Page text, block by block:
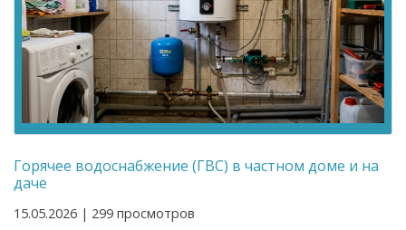
Горячее водоснабжение (ГВС) в частном доме и на
даче
15.05.2026 | 299 просмотров